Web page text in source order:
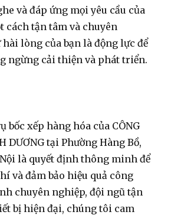
và đáp ứng mọi yêu cầu của
cách tận tâm và chuyên
lòng của bạn là động lực để
ngừng cải thiện và phát triển.
bốc xếp hàng hóa của CÔNG
DƯƠNG tại Phường Hàng Bồ,
là quyết định thông minh để
và đảm bảo hiệu quả công
chuyên nghiệp, đội ngũ tận
bị hiện đại, chúng tôi cam